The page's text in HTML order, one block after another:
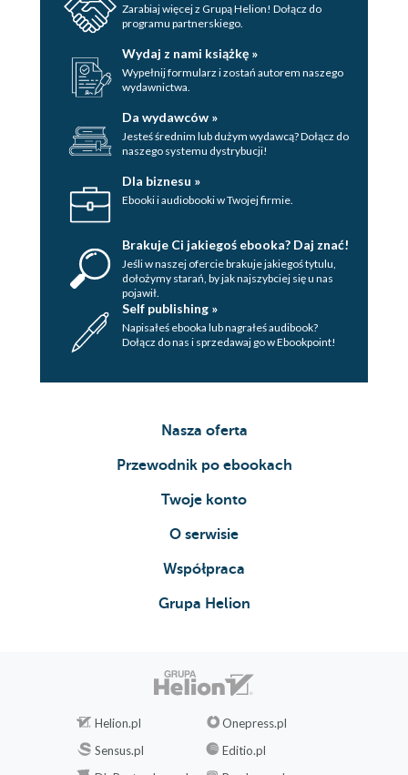
Zarabiaj więcej z Grupą Helion! Dołącz do
programu partnerskiego.
Wydaj z nami książkę »
Wypełnij formularz i zostań autorem naszego
wydawnictwa.
Da wydawców »
Jesteś średnim lub dużym wydawcą? Dołącz do
naszego systemu dystrybucji!
Dla biznesu »
Ebooki i audiobooki w Twojej firmie.
Brakuje Ci jakiegoś ebooka? Daj znać!
Jeśli w naszej ofercie brakuje jakiegoś tytulu,
dołożymy starań, by jak najszybciej się u nas
pojawił.
Self publishing »
Napisałeś ebooka lub nagrałeś audibook?
Dołącz do nas i sprzedawaj go w Ebookpoint!
Nasza oferta
Przewodnik po ebookach
Twoje konto
O serwisie
Współpraca
Grupa Helion
Helion.pl
Onepress.pl
Sensus.pl
Editio.pl